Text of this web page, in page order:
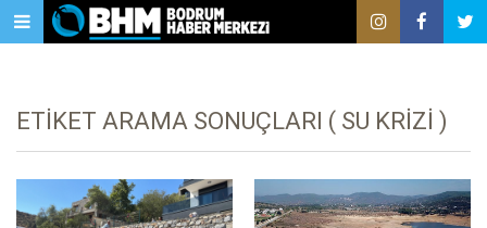
ETIKET ARAMA SONUÇLARI ( SU KRIZI )